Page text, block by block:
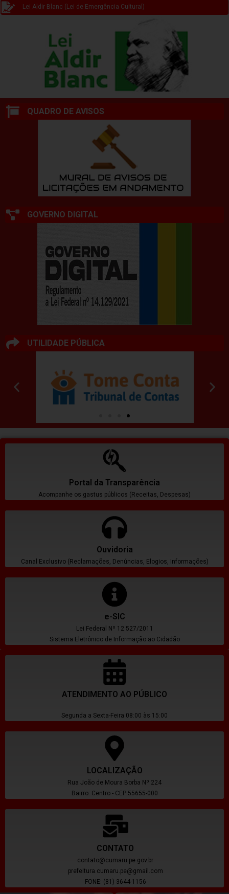
Lei Aldir Blanc (Lei de Emergência Cultural)
QUADRO DE AVISOS
GOVERNO DIGITAL
UTILIDADE PÚBLICA
Portal da Transparência
Acompanhe os gastus públicos (Receitas, Despesas)
Ouvidoria
Canal Exclusivo (Reclamações, Denúncias, Elogios, Informações)
e-SIC
Lei Federal Nº 12.527/2011
Sistema Eletrônico de Informação ao Cidadão
ATENDIMENTO AO PÚBLICO
Segunda a Sexta-Feira 08:00 às 15:00
LOCALIZAÇÃO
Rua João de Moura Borba Nº 224
Bairro: Centro - CEP 55655-000
CONTATO
contato@cumaru.pe.gov.br
prefeitura.cumaru.pe@gmail.com
FONE: (81) 3644-1156